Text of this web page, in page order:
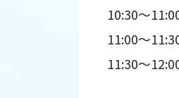
10:30～
11:00～
11:30～